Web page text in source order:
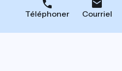
Téléphoner Courriel